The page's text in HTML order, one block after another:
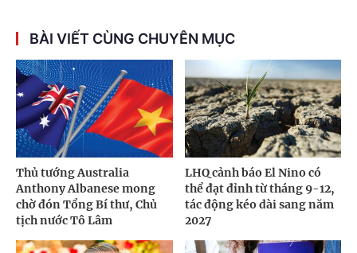
BÀI VIẾT CÙNG CHUYÊN MỤC
Thủ tướng Australia
Anthony Albanese mong
chờ đón Tổng Bí thư, Chủ
tịch nước Tô Lâm
LHQ cảnh báo El Nino có
thể đạt đỉnh từ tháng 9-12,
tác động kéo dài sang năm
2027